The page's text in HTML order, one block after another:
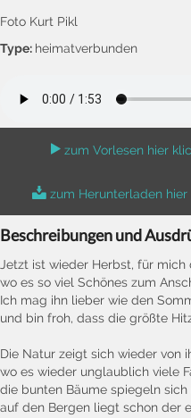
Foto Kurt Pikl
Type: heimatverbunden
zum Vorlesen hier
zum Herunterladen hier
Beschreibungen und
Jetzt ist wieder Herbst, für mich
wo es so viel Schönes zum
Ich mag ihn lieber wie den
und bin froh, dass die größte
Die Natur zeigt sich wieder von
wo es wieder unglaublich viele
die bunten Bäume spiegeln sich
auf den Bergen liegt schon der